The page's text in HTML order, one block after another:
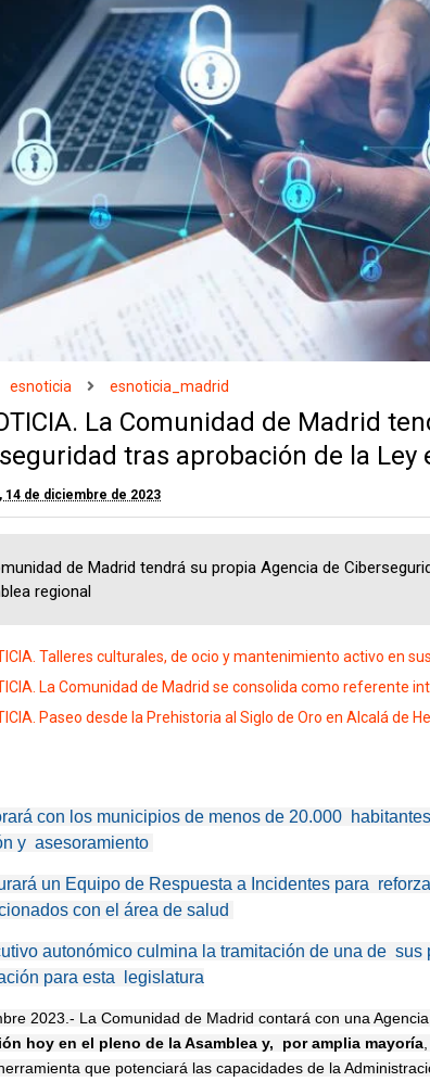
esnoticia esnoticia_madrid
La Comunidad de Madrid
tras aprobación de la Ley
14 de diciembre de 2023
de Madrid tendrá su propia Agencia de
regional
Talleres culturales, de ocio y mantenimiento activo en
La Comunidad de Madrid se consolida como referente
Paseo desde la Prehistoria al Siglo de Oro en Alcalá de
con los municipios de menos de 20.000
y asesoramiento
un Equipo de Respuesta a Incidentes para
con el área de salud
autonómico culmina la tramitación de una de
para esta legislatura
2023.- La Comunidad de Madrid contará con una Agencia
hoy en el pleno de la Asamblea y,
por amplia mayoría
que potenciará las capacidades de la